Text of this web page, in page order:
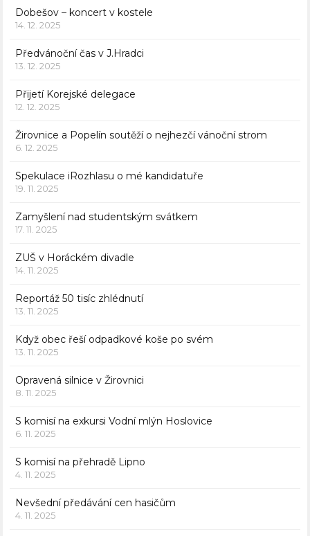
Dobešov – koncert v kostele
14. 12. 2025
Předvánoční čas v J.Hradci
13. 12. 2025
Přijetí Korejské delegace
12. 12. 2025
Žirovnice a Popelín soutěží o nejhezčí vánoční strom
6. 12. 2025
Spekulace iRozhlasu o mé kandidatuře
19. 11. 2025
Zamyšlení nad studentským svátkem
17. 11. 2025
ZUŠ v Horáckém divadle
14. 11. 2025
Reportáž 50 tisíc zhlédnutí
13. 11. 2025
Když obec řeší odpadkové koše po svém
13. 11. 2025
Opravená silnice v Žirovnici
8. 11. 2025
S komisí na exkursi Vodní mlýn Hoslovice
6. 11. 2025
S komisí na přehradě Lipno
4. 11. 2025
Nevšední předávání cen hasičům
4. 11. 2025